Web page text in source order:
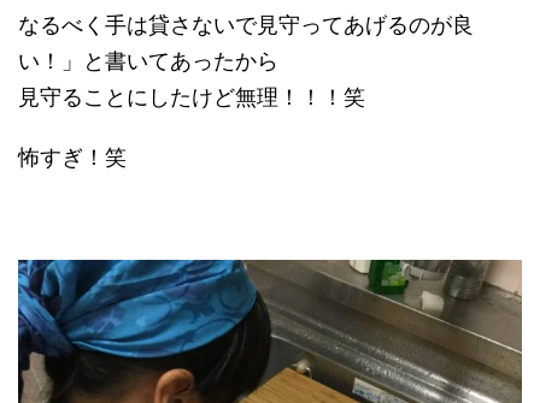
なるべく手は貸さないで見守ってあげるのが良
い！」と書いてあったから
見守ることにしたけど無理！！！笑
怖すぎ！笑